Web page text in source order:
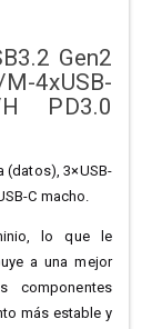
Gen2
4xUSB-
H PD3.0
(datos), 3×USB-
C macho.
lo que le
a una mejor
componentes
más estable y